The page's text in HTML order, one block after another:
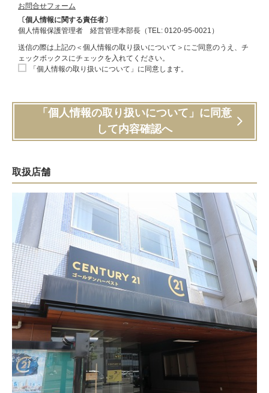
お問合せフォーム
〔個人情報に関する責任者〕
個人情報保護管理者 経営管理本部長（TEL: 0120-95-0021）
送信の際は上記の＜個人情報の取り扱いについて＞にご同意のうえ、チ
ェックボックスにチェックを入れてください。
「個人情報の取り扱いについて」に同意します。
「個人情報の取り扱いについて」に同意
して内容確認へ
取扱店舗